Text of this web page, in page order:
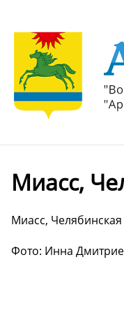
Миасс,
Миасс, Челябинская
Фото: Инна